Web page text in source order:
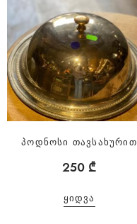
პოდნოსი თავსახურით
250 ₾
ᲧᲘᲓᲕᲐ